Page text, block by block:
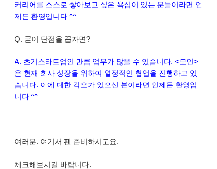
커리어를 스스로 쌓아보고 싶은 욕심이 있는 분들이라면 언
제든 환영입니다 ^^
Q. 굳이 단점을 꼽자면?
A. 초기스타트업인 만큼 업무가 많을 수 있습니다. <모인>
은 현재 회사 성장을 위하여 열정적인 협업을 진행하고 있
습니다. 이에 대한 각오가 있으신 분이라면 언제든 환영입
니다 ^^
여러분. 여기서 펜 준비하시고요.
체크해보시길 바랍니다.